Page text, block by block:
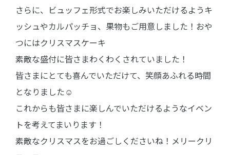
さらに、 ビュッフェ形式でお楽しみいただけるようキ
ッシュやカルパッチョ、果物もご用意しました！おや
つにはク リスマスケーキ
素敵な盛付に皆さ まわくわくされていました ！
皆さまにとても喜んでいただけて、 笑顔あふれる時間
となりま した☺
これからも皆さまに楽しんでいただけるようなイベン
トを考えてまいり ます！
素敵なク リスマスをお過ごしくださいね！メ リークリ